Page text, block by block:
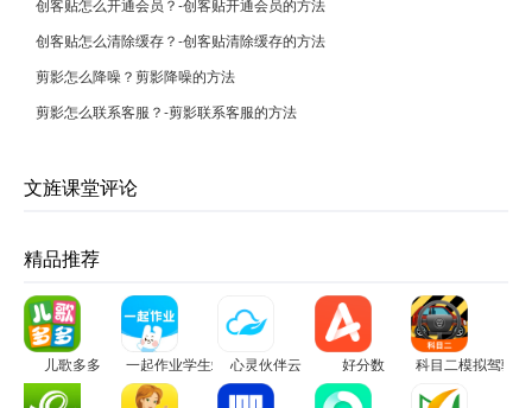
创客贴怎么清除缓存？-创客贴清除缓存的方法
剪影怎么降噪？剪影降噪的方法
剪影怎么联系客服？-剪影联系客服的方法
文旌课堂评论
精品推荐
儿歌多多 一起作业学生端 心灵伙伴云 好分数 科目二模拟驾驶